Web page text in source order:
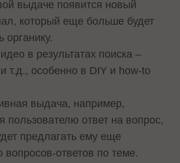
выдаче появится новый
который еще больше будет
органику.
в результатах поиска –
т.д., особенно в DIY и how-to
выдача, например,
пользователю ответ на вопрос,
предлагать ему еще
вопросов-ответов по теме.